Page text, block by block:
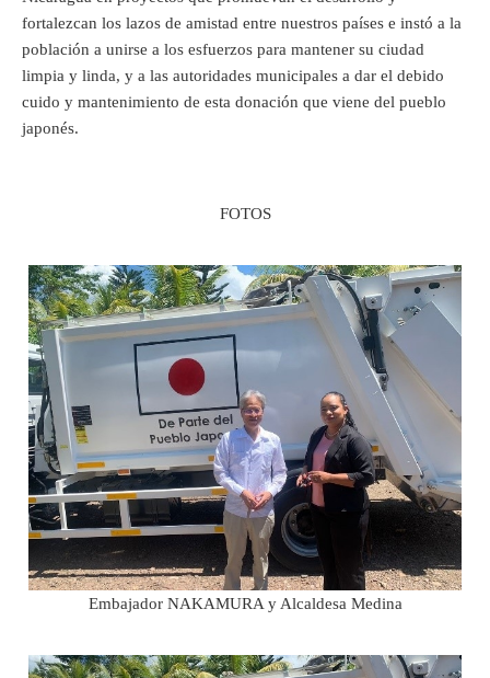
fortalezcan los lazos de amistad entre nuestros países e instó a la
población a unirse a los esfuerzos para mantener su ciudad
limpia y linda, y a las autoridades municipales a dar el debido
cuido y mantenimiento de esta donación que viene del pueblo
japonés.
FOTOS
Embajador NAKAMURA y Alcaldesa Medina